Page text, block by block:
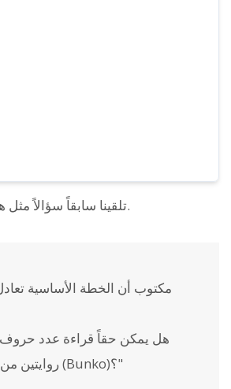
تلقينا سابقاً سؤالاً مثل هذا عبر الاستفسارات.
روايتين من روايات الجيب (Bunko)؟"